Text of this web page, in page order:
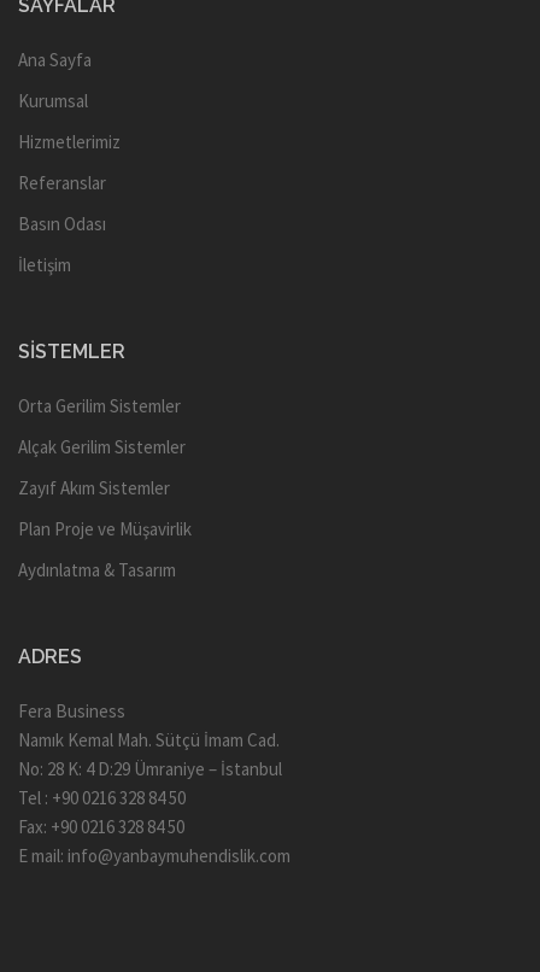
SAYFALAR
Ana Sayfa
Kurumsal
Hizmetlerimiz
Referanslar
Basın Odası
İletişim
SISTEMLER
Orta Gerilim Sistemler
Alçak Gerilim Sistemler
Zayıf Akım Sistemler
Plan Proje ve Müşavirlik
Aydınlatma & Tasarım
ADRES
Fera Business
Namık Kemal Mah. Sütçü İmam Cad.
No: 28 K: 4 D:29 Ümraniye – İstanbul
Tel : +90 0216 328 84 50
Fax: +90 0216 328 84 50
E mail: info@yanbaymuhendislik.com